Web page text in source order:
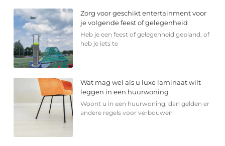
Zorg voor geschikt entertainment voor
je volgende feest of gelegenheid
Heb je een feest of gelegenheid gepland, of
heb je iets te
Wat mag wel als u luxe laminaat wilt
leggen in een huurwoning
Woont u in een huurwoning, dan gelden er
andere regels voor verbouwen